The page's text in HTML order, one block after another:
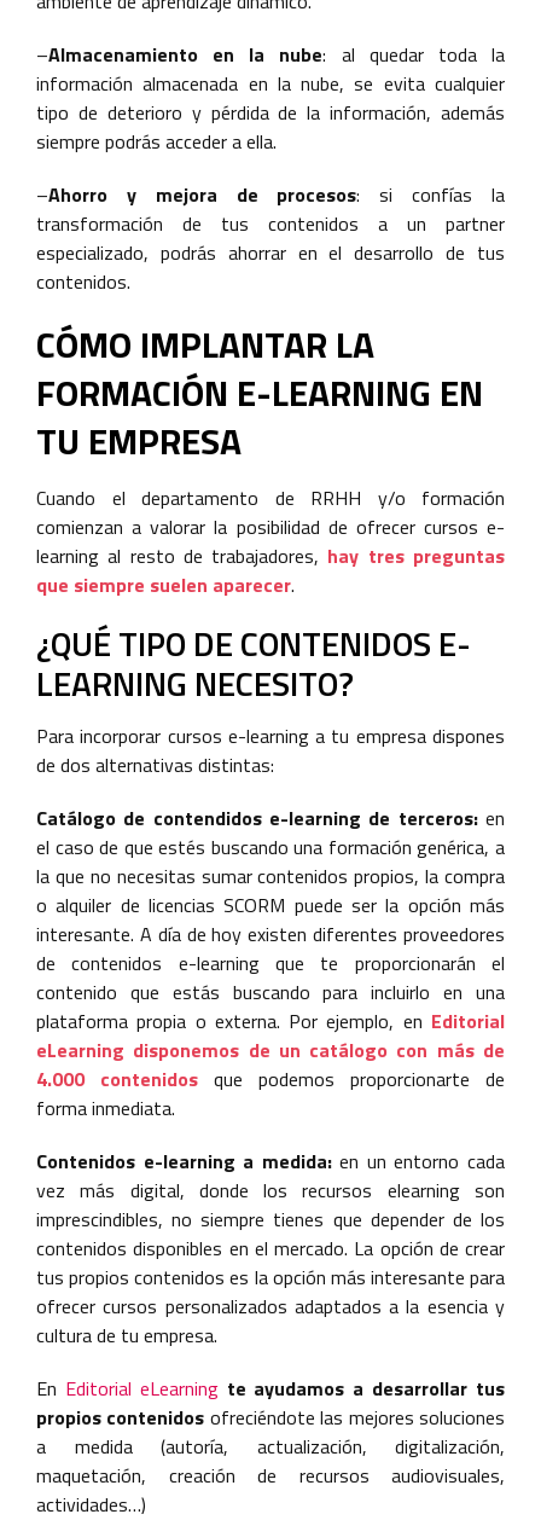
–Almacenamiento en la nube: al quedar toda la
información almacenada en la nube, se evita cualquier
tipo de deterioro y pérdida de la información, además
siempre podrás acceder a ella.
–Ahorro y mejora de procesos: si confías la
transformación de tus contenidos a un partner
especializado, podrás ahorrar en el desarrollo de tus
contenidos.
CÓMO IMPLANTAR LA
FORMACIÓN E-LEARNING EN
TU EMPRESA
Cuando el departamento de RRHH y/o formación
comienzan a valorar la posibilidad de ofrecer cursos e-
learning al resto de trabajadores, hay tres preguntas
que siempre suelen aparecer.
¿QUÉ TIPO DE CONTENIDOS E-
LEARNING NECESITO?
Para incorporar cursos e-learning a tu empresa dispones
de dos alternativas distintas:
Catálogo de contendidos e-learning de terceros: en
el caso de que estés buscando una formación genérica, a
la que no necesitas sumar contenidos propios, la compra
o alquiler de licencias SCORM puede ser la opción más
interesante. A día de hoy existen diferentes proveedores
de contenidos e-learning que te proporcionarán el
contenido que estás buscando para incluirlo en una
plataforma propia o externa. Por ejemplo, en Editorial
eLearning disponemos de un catálogo con más de
4.000 contenidos que podemos proporcionarte de
forma inmediata.
Contenidos e-learning a medida:en un entorno cada
vez más digital, donde los recursos elearning son
imprescindibles, no siempre tienes que depender de los
contenidos disponibles en el mercado. La opción de crear
tus propios contenidos es la opción más interesante para
ofrecer cursos personalizados adaptados a la esencia y
cultura de tu empresa.
En Editorial eLearning te ayudamos a desarrollar tus
propios contenidos ofreciéndote las mejores soluciones
a medida (autoría, actualización, digitalización,
maquetación, creación de recursos audiovisuales,
actividades…)